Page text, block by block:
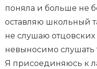
поняла и больше не
оставляю школьный
не слушаю
невыносимо слушать
Я присоединяюсь к